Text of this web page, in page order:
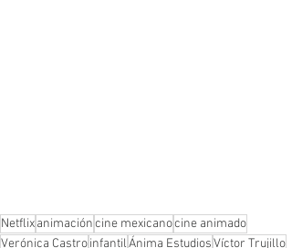
Netflixanimacióncine mexicanocine animado
Verónica CastroinfantilÁnima EstudiosVíctor Trujillo